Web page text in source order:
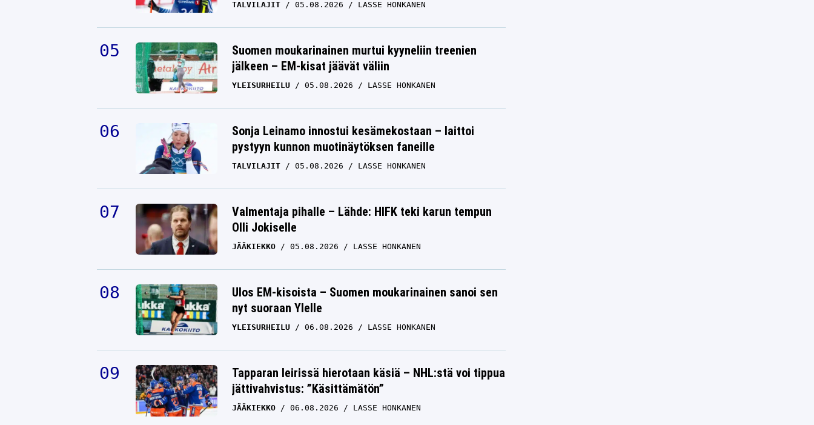
TALVILAJIT 05.08.2026 LASSE HONKANEN
Suomen moukarinainen murtui kyyneliin treenien
jälkeen – EM-kisat jäävät väliin
YLEISURHEILU 05.08.2026 LASSE HONKANEN
Sonja Leinamo innostui kesämekostaan – laittoi
pystyyn kunnon muotinäytöksen faneille
TALVILAJIT 05.08.2026 LASSE HONKANEN
Valmentaja pihalle – Lähde: HIFK teki karun tempun
Olli Jokiselle
JÄÄKIEKKO 05.08.2026 LASSE HONKANEN
Ulos EM-kisoista – Suomen moukarinainen sanoi sen
nyt suoraan Ylelle
YLEISURHEILU 06.08.2026 LASSE HONKANEN
Tapparan leirissä hierotaan käsiä – NHL:stä voi tippua
jättivahvistus: ”Käsittämätön”
JÄÄKIEKKO 06.08.2026 LASSE HONKANEN